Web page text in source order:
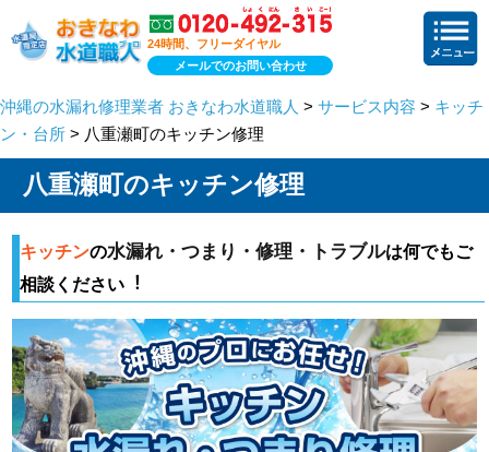
24時間、フリーダイヤル
メールでのお問い合わせ
沖縄の水漏れ修理業者 おきなわ水道職人 > サービス内容 > キッチ
ン・台所 > 八重瀬町のキッチン修理
八重瀬町のキッチン修理
キッチンの水漏れ・つまり・修理・トラブルは何でもご
相談ください︕